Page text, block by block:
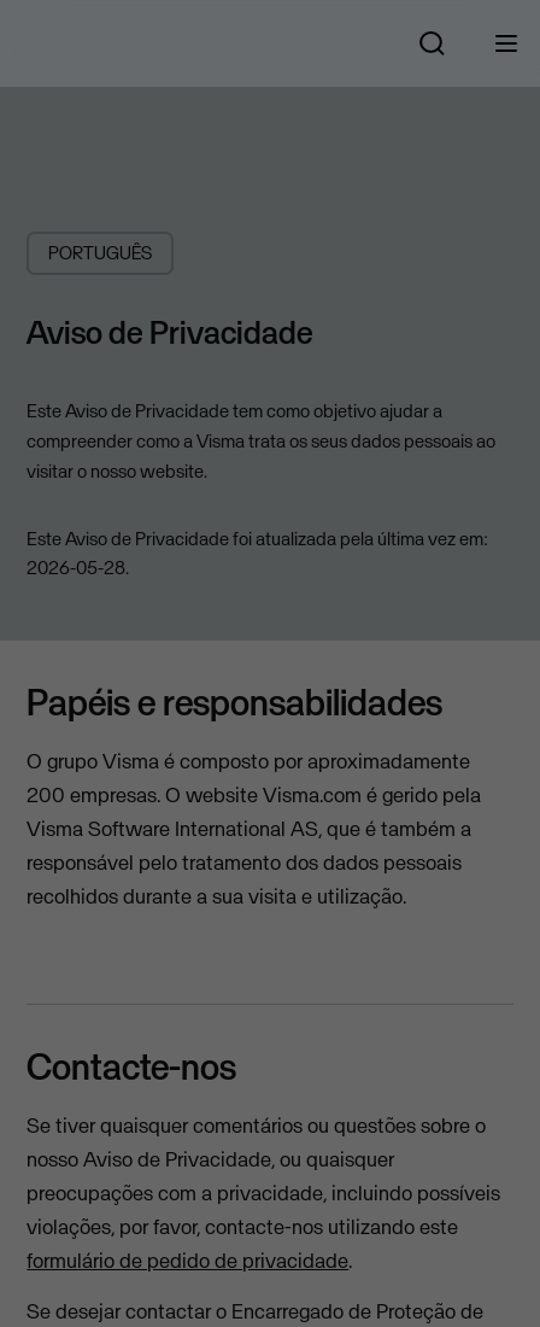
PORTUGUÊS
Aviso de Privacidade
Este Aviso de Privacidade tem como objetivo ajudar a
compreender como a Visma trata os seus dados pessoais ao
visitar o nosso website.
Este Aviso de Privacidade foi atualizada pela última vez em:
2026-05-28.
Papéis e responsabilidades
O grupo Visma é composto por aproximadamente
200 empresas. O website Visma.com é gerido pela
Visma Software International AS, que é também a
responsável pelo tratamento dos dados pessoais
recolhidos durante a sua visita e utilização.
Contacte-nos
Se tiver quaisquer comentários ou questões sobre o
nosso Aviso de Privacidade, ou quaisquer
preocupações com a privacidade, incluindo possíveis
violações, por favor, contacte-nos utilizando este
formulário de pedido de privacidade.
Se desejar contactar o Encarregado de Proteção de